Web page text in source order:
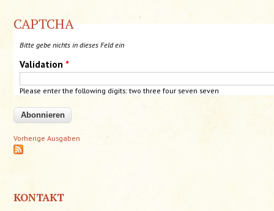
CAPTCHA
Bitte gebe nichts in dieses Feld ein
Validation *
Please enter the following digits: two three four seven seven
Vorherige Ausgaben
KONTAKT